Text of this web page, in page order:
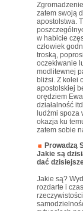
zatem swoją
apostolstwa.
w habicie
człowiek
troską,
oczekiwanie
modlitewnej
bliżsi. Z kolei
apostolskiej
orędziem
działalność
ludźmi spoza
okazja ku
zatem sobie
Prowadzą
Jakie są
dać
Jakie są?
rozdarte i